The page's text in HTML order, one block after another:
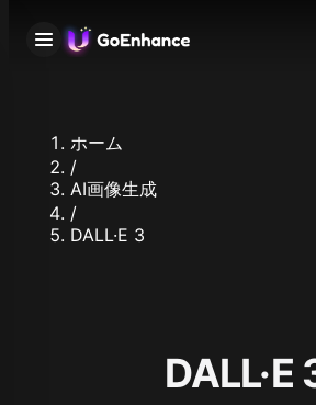
ホーム
/
AI画像生成
/
DALL·E 3
DALL·E